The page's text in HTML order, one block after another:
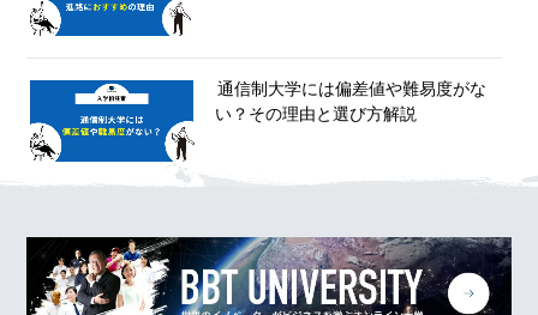
通信制大学には偏差値や難易度がな
い？その理由と選び方解説